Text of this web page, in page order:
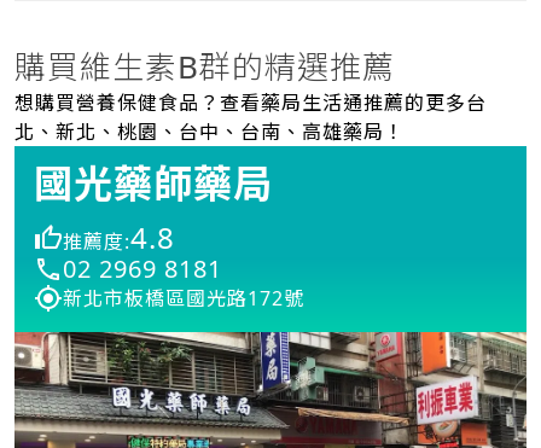
購買維生素B群的精選推薦
想購買營養保健食品？查看藥局生活通推薦的更多台
北、新北、桃園、台中、台南、高雄藥局！
國光藥師藥局
推薦度:4.8
02 2969 8181
新北市板橋區國光路172號